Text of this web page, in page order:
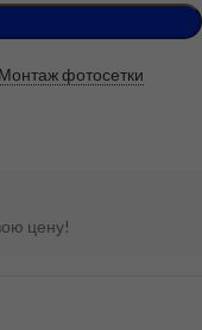
Монтаж фотосетки
цену!